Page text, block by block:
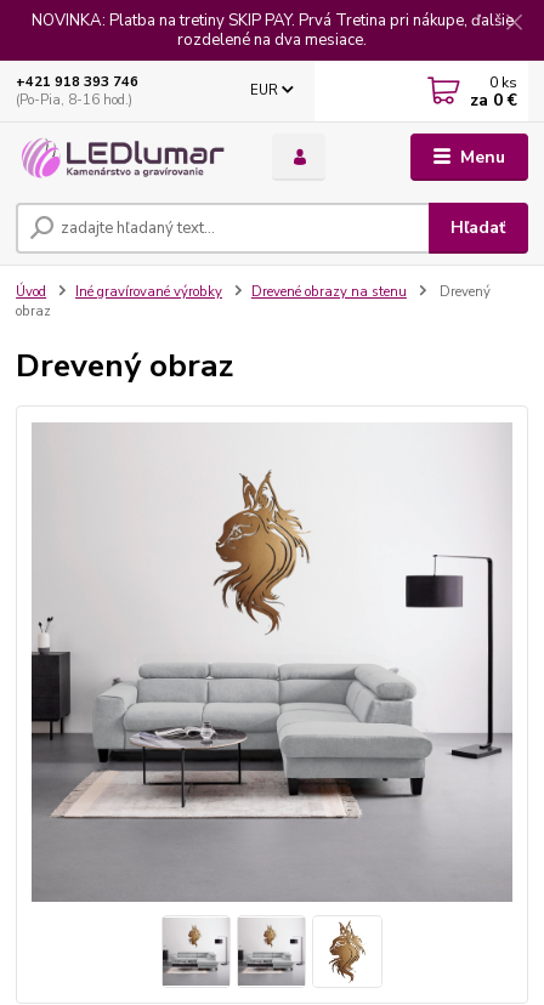
NOVINKA: Platba na tretiny SKIP PAY. Prvá Tretina pri nákupe, ďalšie
rozdelené na dva mesiace.
Menu
EUR
Hľadať
+421 918 393 746
(Po-Pia, 8-16 hod.)
0 ks
za 0 €
Úvod Iné gravírované výrobky Drevené obrazy na stenu
Drevený
obraz
Drevený obraz